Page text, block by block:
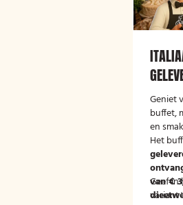
Geniet
buffet,
en
Het
van €
variant
Geef